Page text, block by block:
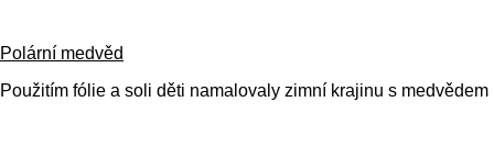
Polární medvěd
Použitím fólie a soli děti namalovaly zimní krajinu s medvědem